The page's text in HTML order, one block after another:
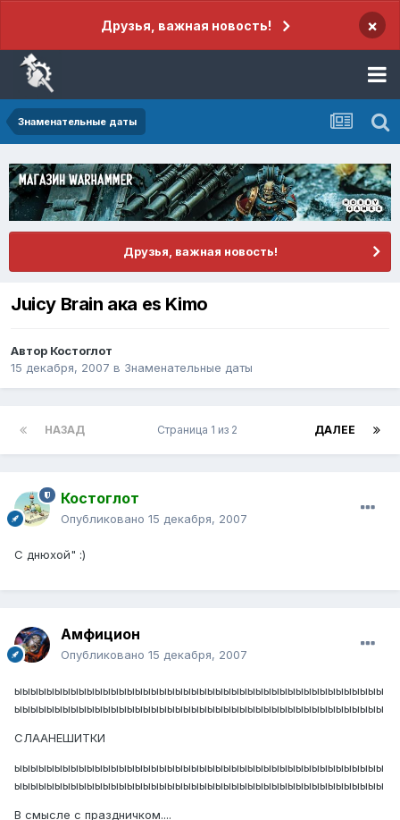
Друзья, важная новость! ×
Знаменательные даты
Друзья, важная новость!
Juicy Brain ака es Kimo
Автор Костоглот
15 декабря, 2007 в Знаменательные даты
НАЗАД ДАЛЕЕ
Страница 1 из 2
Костоглот
Опубликовано 15 декабря, 2007
С днюхой" :)
Амфицион
Опубликовано 15 декабря, 2007
ыыыыыыыыыыыыыыыыыыыыыыыыыыыыыыыыыыыыыыыыыыыыыы
ыыыыыыыыыыыыыыыыыыыыыыыыыыыыыыыыыыыыыыыыыыыыыы
СЛААНЕШИТКИ
ыыыыыыыыыыыыыыыыыыыыыыыыыыыыыыыыыыыыыыыыыыыыыы
ыыыыыыыыыыыыыыыыыыыыыыыыыыыыыыыыыыыыыыыыыыыыыы
В смысле с праздничком....